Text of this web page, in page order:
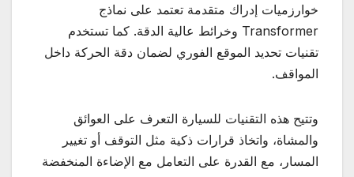
خوارزميات إدراك متقدمة تعتمد على نماذج
Transformer وخرائط عالية الدقة. كما تستخدم
تقنيات تحديد الموقع الفوري لضمان دقة الحركة داخل
المواقف.
وتتيح هذه التقنيات للسيارة التعرف على العوائق
والمشاة، واتخاذ قرارات ذكية مثل التوقف أو تغيير
المسار، مع القدرة على التعامل مع الإضاءة المنخفضة